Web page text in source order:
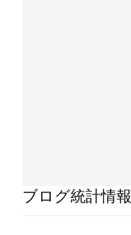
ブログ統計情報